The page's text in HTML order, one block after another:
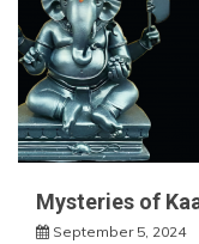
Mysteries of
September 5, 2024